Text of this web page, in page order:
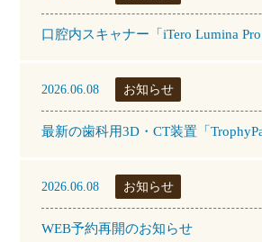
2026.06.08 お知らせ
2026.06.08 お知らせ
WEB予約再開のお知らせ